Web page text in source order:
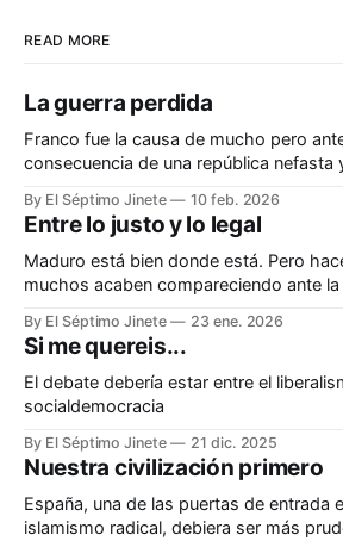
READ MORE
La guerra perdida
Franco fue la causa de mucho pero
consecuencia de una república nefasta
By El Séptimo Jinete 10 feb. 2026
Entre lo justo y lo legal
Maduro está bien donde está. Pero
muchos acaben compareciendo ante la
By El Séptimo Jinete 23 ene. 2026
Si me quereis...
El debate debería estar entre el
socialdemocracia
By El Séptimo Jinete 21 dic. 2025
Nuestra civilización primero
España, una de las puertas de entrada
islamismo radical, debiera ser más